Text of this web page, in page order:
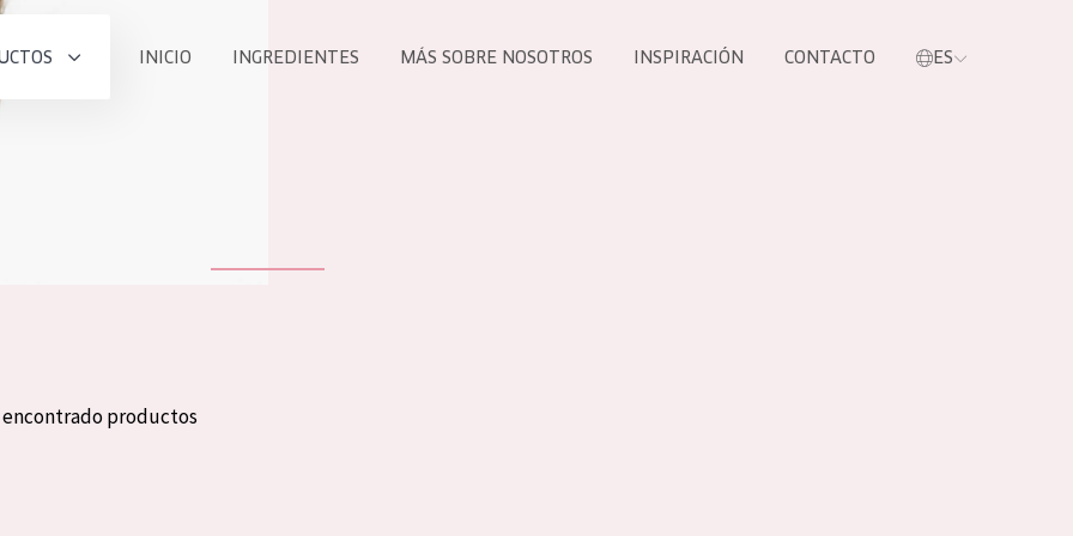
INICIO INGREDIENTES MÁS SOBRE NOSOTROS INSPIRACIÓN CONTACTO ES
encontrado productos